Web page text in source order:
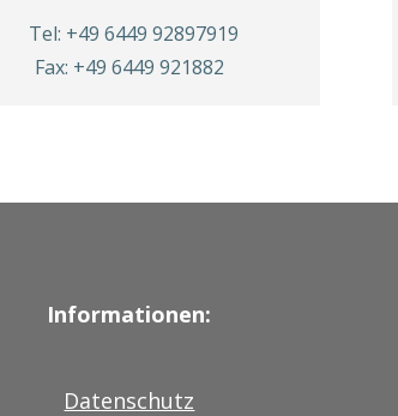
Tel: +49 6449 92897919
Fax: +49 6449 921882
Informationen:
Datenschutz